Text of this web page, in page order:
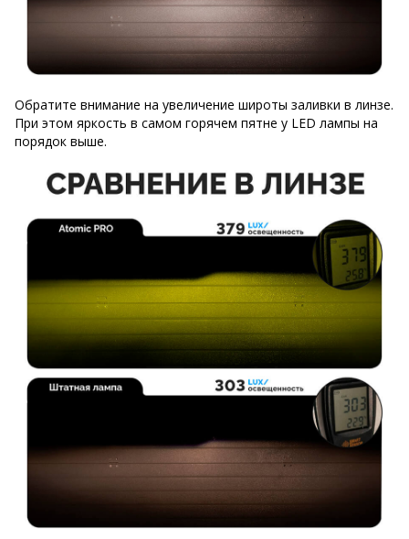
Обратите внимание на увеличение широты заливки в линзе.
При этом яркость в самом горячем пятне у LED лампы на
порядок выше.